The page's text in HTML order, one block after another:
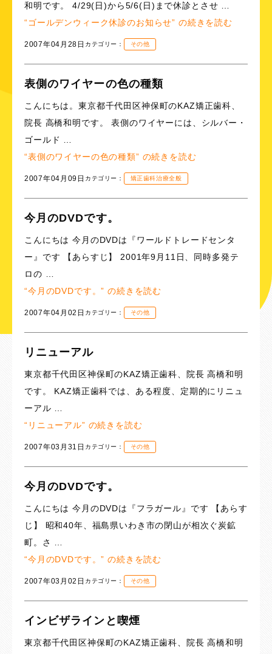
和明です。 4/29(日)から5/6(日)まで休診とさせ …
“ゴールデンウィーク休診のお知らせ” の続きを読む
2007年04月28日 カテゴリー： その他
表側のワイヤーの色の種類
こんにちは。東京都千代田区神保町のKAZ矯正歯科、
院長 高橋和明です。 表側のワイヤーには、シルバー・
ゴールド …
“表側のワイヤーの色の種類” の続きを読む
2007年04月09日 カテゴリー： 矯正歯科治療全般
今月のDVDです。
こんにちは 今月のDVDは『ワールドトレードセンタ
ー』です 【あらすじ】 2001年9月11日、同時多発テ
ロの …
“今月のDVDです。” の続きを読む
2007年04月02日 カテゴリー： その他
リニューアル
東京都千代田区神保町のKAZ矯正歯科、院長 高橋和明
です。 KAZ矯正歯科では、ある程度、定期的にリニュ
ーアル …
“リニューアル” の続きを読む
2007年03月31日 カテゴリー： その他
今月のDVDです。
こんにちは 今月のDVDは『フラガール』です 【あらす
じ】 昭和40年、福島県いわき市の閉山が相次ぐ炭鉱
町。さ …
“今月のDVDです。” の続きを読む
2007年03月02日 カテゴリー： その他
インビザラインと喫煙
東京都千代田区神保町のKAZ矯正歯科、院長 高橋和明